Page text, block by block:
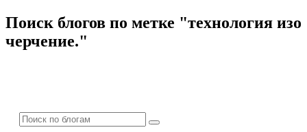
Поиск блогов по метке "технология изо
черчение."